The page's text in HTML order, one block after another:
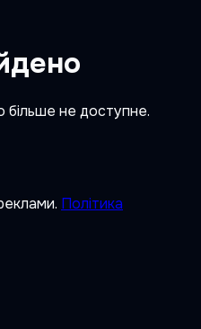
не доступне.
Політика